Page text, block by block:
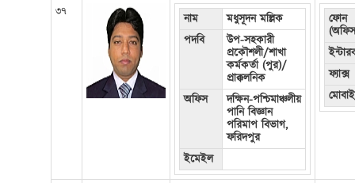
৩৭ নাম
মধুসূদন মল্লিক
পদবি
উপ-সহকারী
প্রকৌশলী/শাখা
কর্মকর্তা (পুর)/
প্রাক্কলনিক
অফিস
দক্ষিন-পশ্চিমাঞ্চলীয়
পানি বিজ্ঞান
পরিমাপ বিভাগ,
ফরিদপুর
ইমেইল
ফোন
ফ্যাক্স